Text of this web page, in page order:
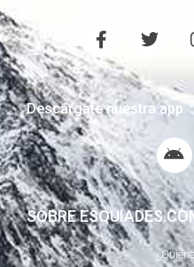
Descárgate nuestra app
SOBRE